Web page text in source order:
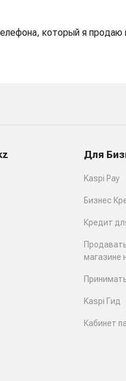
который я продаю
Для
Kaspi Pay
Бизнес
Кредит
магазине
Kaspi Гид
Кабинет